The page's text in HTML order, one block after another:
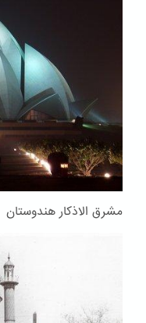
مشرق الاذکار هندوستان